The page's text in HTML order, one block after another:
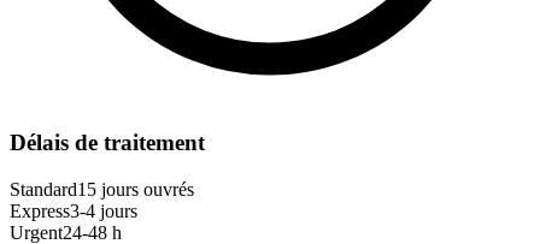
Délais de traitement
Standard15 jours ouvrés
Express3-4 jours
Urgent24-48 h